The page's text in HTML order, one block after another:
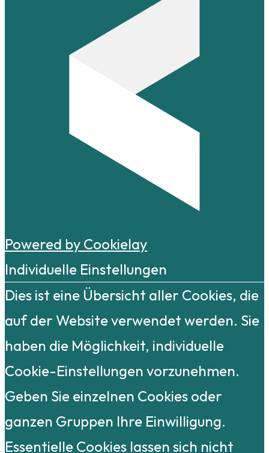
Powered by Cookielay
Individuelle Einstellungen
Dies ist eine Übersicht aller Cookies, die
auf der Website verwendet werden. Sie
haben die Möglichkeit, individuelle
Cookie-Einstellungen vorzunehmen.
Geben Sie einzelnen Cookies oder
ganzen Gruppen Ihre Einwilligung.
Essentielle Cookies lassen sich nicht